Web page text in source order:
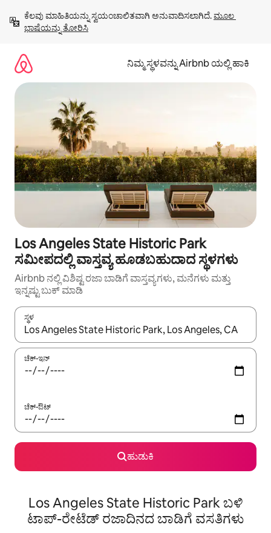
ಹೋಗಿ
ಕೆಲವು ಮಾಹಿತಿಯನ್ನು ಸ್ವಯಂಚಾಲಿತವಾಗಿ ಅನುವಾದಿಸಲಾಗಿದೆ. ಮೂಲ
ಭಾಷೆಯನ್ನು ತೋರಿಸಿ
ನಿಮ್ಮ ಸ್ಥಳವನ್ನು Airbnb ಯಲ್ಲಿ ಹಾಕಿ
Los Angeles State Historic Park
ಸಮೀಪದಲ್ಲಿ ವಾಸ್ತವ್ಯ ಹೂಡಬಹುದಾದ ಸ್ಥಳಗಳು
Airbnb ನಲ್ಲಿ ವಿಶಿಷ್ಟ ರಜಾ ಬಾಡಿಗೆ ವಾಸ್ತವ್ಯಗಳು, ಮನೆಗಳು ಮತ್ತು
ಇನ್ನಷ್ಟು ಬುಕ್ ಮಾಡಿ
ಸ್ಥಳ
ಫಲಿತಾಂಶಗಳು ಲಭ್ಯವಿರುವಾಗ, ಅಪ್ ಮತ್ತು ಡೌನ್ ಬಾಣದ ಕೀಲಿಗಳೊಂದಿಗೆ
ಚೆಕ್-ಇನ್
ಚೆಕ್-ಔಟ್
ಹುಡುಕಿ
Los Angeles State Historic Park ಬಳಿ
ಟಾಪ್-ರೇಟೆಡ್ ರಜಾದಿನದ ಬಾಡಿಗೆ ವಸತಿಗಳು